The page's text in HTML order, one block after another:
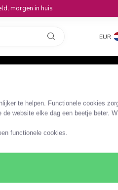
te helpen. Functionele cookies
website elke dag een beetje beter.
functionele cookies.
morgen in huis
EUR
CVBW34912AT
Nedis DVI-D
adapter / zwart
resoluties tot